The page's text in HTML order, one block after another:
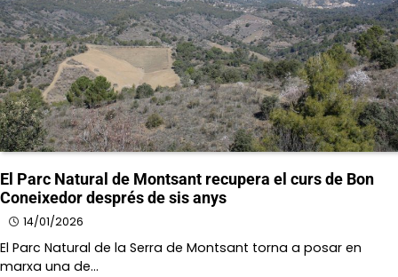
El Parc Natural de Montsant recupera el curs de Bon
Coneixedor després de sis anys
14/01/2026
El Parc Natural de la Serra de Montsant torna a posar en
marxa una de…